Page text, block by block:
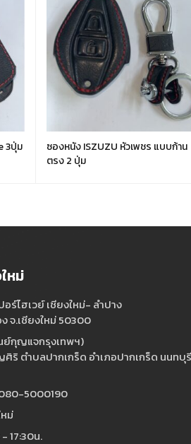
3ปุ่ม
ซองหนัง ISZUZU หัวเพชร แบบก้าน
ตรง 2 ปุ่ม
หม่
ร์ไฮเวย์ เชียงใหม่- ลำปาง
จ.เชียงใหม่ 50300
ย์กุญแจกรุงเทพฯ)
ริ ตำบลปากเกร็ด อำเภอปากเกร็ด นนทบุรี
5000190
ม่
17:30น.